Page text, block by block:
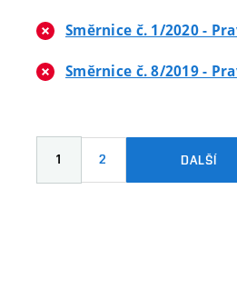
Směrnice č. 1/2020 -
Směrnice č. 8/2019 -
1 2 DALŠÍ